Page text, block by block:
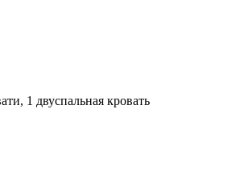
1 двуспальная кровать